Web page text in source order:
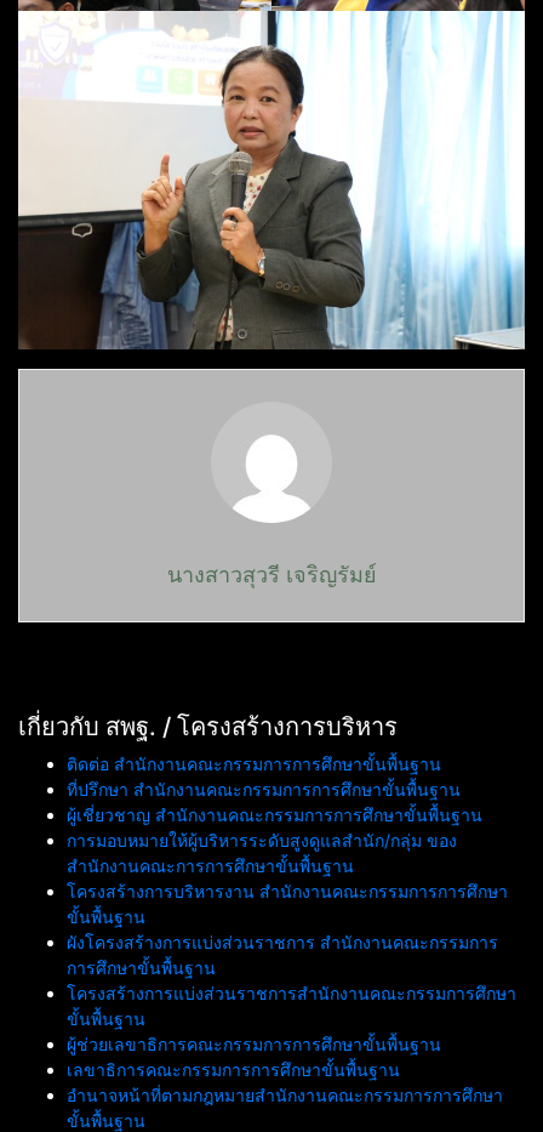
นางสาวสุวรี เจริญรัมย์
เกี่ยวกับ สพฐ. / โครงสร้างการบริหาร
ติดต่อ สำนักงานคณะกรรมการการศึกษาขั้นพื้นฐาน
ที่ปรึกษา สำนักงานคณะกรรมการการศึกษาขั้นพื้นฐาน
ผู้เชี่ยวชาญ สำนักงานคณะกรรมการการศึกษาขั้นพื้นฐาน
การมอบหมายให้ผู้บริหารระดับสูงดูแลสำนัก/กลุ่ม ของ
สำนักงานคณะการการศึกษาขั้นพื้นฐาน
โครงสร้างการบริหารงาน สำนักงานคณะกรรมการการศึกษา
ขั้นพื้นฐาน
ผังโครงสร้างการแบ่งส่วนราชการ สำนักงานคณะกรรมการ
การศึกษาขั้นพื้นฐาน
โครงสร้างการแบ่งส่วนราชการสำนักงานคณะกรรมการศึกษา
ขั้นพื้นฐาน
ผู้ช่วยเลขาธิการคณะกรรมการการศึกษาขั้นพื้นฐาน
เลขาธิการคณะกรรมการการศึกษาขั้นพื้นฐาน
อำนาจหน้าที่ตามกฎหมายสำนักงานคณะกรรมการการศึกษา
ขั้นพื้นฐาน